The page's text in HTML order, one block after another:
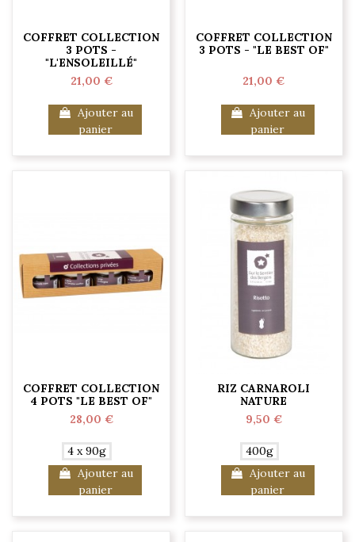
COFFRET COLLECTION
3 POTS -
"L'ENSOLEILLÉ"
21,00 €
Ajouter au
panier
COFFRET COLLECTION
3 POTS - "LE BEST OF"
21,00 €
Ajouter au
panier
COFFRET COLLECTION
4 POTS "LE BEST OF"
28,00 €
4 x 90g
Ajouter au
panier
RIZ CARNAROLI
NATURE
9,50 €
400g
Ajouter au
panier